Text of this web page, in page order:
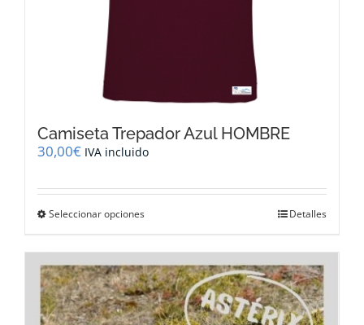
Camiseta Trepador Azul HOMBRE
30,00€ IVA incluido
Seleccionar opciones
múltiples
variantes.
Las
opciones
Detalles